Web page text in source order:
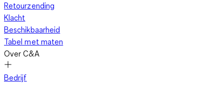
Retourzending
Klacht
Beschikbaarheid
Tabel met maten
Over C&A
Bedrijf